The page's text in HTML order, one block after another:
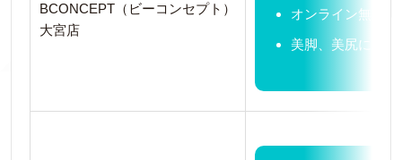
BCONCEPT（ビーコンセプト）
大宮店
オンライン無料
美脚、美尻に力